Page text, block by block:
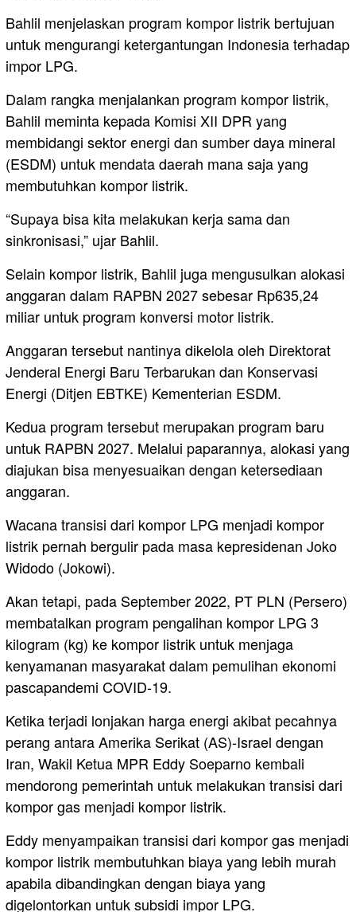
Bahlil menjelaskan program kompor listrik bertujuan
untuk mengurangi ketergantungan Indonesia terhadap
impor LPG.
Dalam rangka menjalankan program kompor listrik,
Bahlil meminta kepada Komisi XII DPR yang
membidangi sektor energi dan sumber daya mineral
(ESDM) untuk mendata daerah mana saja yang
membutuhkan kompor listrik.
“Supaya bisa kita melakukan kerja sama dan
sinkronisasi,” ujar Bahlil.
Selain kompor listrik, Bahlil juga mengusulkan alokasi
anggaran dalam RAPBN 2027 sebesar Rp635,24
miliar untuk program konversi motor listrik.
Anggaran tersebut nantinya dikelola oleh Direktorat
Jenderal Energi Baru Terbarukan dan Konservasi
Energi (Ditjen EBTKE) Kementerian ESDM.
Kedua program tersebut merupakan program baru
untuk RAPBN 2027. Melalui paparannya, alokasi yang
diajukan bisa menyesuaikan dengan ketersediaan
anggaran.
Wacana transisi dari kompor LPG menjadi kompor
listrik pernah bergulir pada masa kepresidenan Joko
Widodo (Jokowi).
Akan tetapi, pada September 2022, PT PLN (Persero)
membatalkan program pengalihan kompor LPG 3
kilogram (kg) ke kompor listrik untuk menjaga
kenyamanan masyarakat dalam pemulihan ekonomi
pascapandemi COVID-19.
Ketika terjadi lonjakan harga energi akibat pecahnya
perang antara Amerika Serikat (AS)-Israel dengan
Iran, Wakil Ketua MPR Eddy Soeparno kembali
mendorong pemerintah untuk melakukan transisi dari
kompor gas menjadi kompor listrik.
Eddy menyampaikan transisi dari kompor gas menjadi
kompor listrik membutuhkan biaya yang lebih murah
apabila dibandingkan dengan biaya yang
digelontorkan untuk subsidi impor LPG.